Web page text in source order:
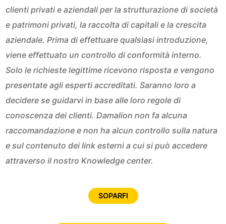
clienti privati e aziendali per la strutturazione di società
e patrimoni privati, la raccolta di capitali e la crescita
aziendale. Prima di effettuare qualsiasi introduzione,
viene effettuato un controllo di conformità interno.
Solo le richieste legittime ricevono risposta e vengono
presentate agli esperti accreditati. Saranno loro a
decidere se guidarvi in base alle loro regole di
conoscenza dei clienti. Damalion non fa alcuna
raccomandazione e non ha alcun controllo sulla natura
e sul contenuto dei link esterni a cui si può accedere
attraverso il nostro Knowledge center.
SOPARFI